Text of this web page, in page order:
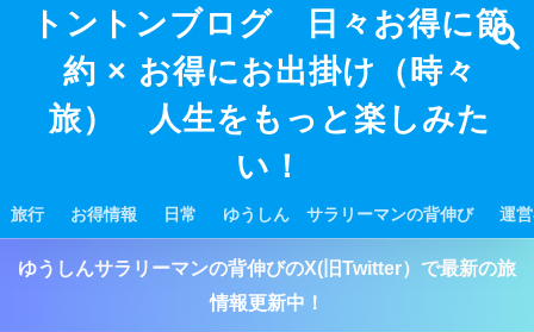
トントンブログ 日々お得に節
約 × お得にお出掛け（時々
旅） 人生をもっと楽しみた
い！
旅行 お得情報 日常 ゆうしん サラリーマンの背伸び 運
ゆうしんサラリーマンの背伸びのX(旧Twitter）で最新の旅
情報更新中！